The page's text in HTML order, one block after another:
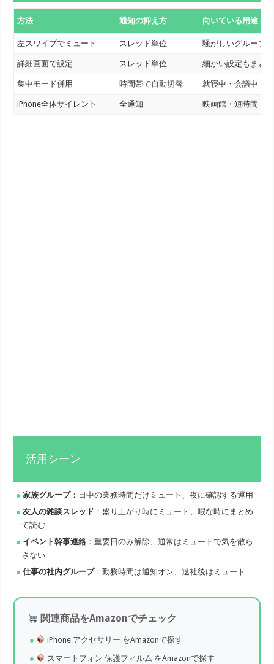
方法 通知の抑え方 向いている用途
左スワイプでミュート スレッド単位 騒がしいグループ
詳細画面で設定 スレッド単位 細かい設定もまと
集中モード併用 時間帯で自動切替 就寝中・会議中
iPhone全体サイレント 全通知 映画館・短時間
活用シーン
家族グループ：日中の業務時間だけミュート、夜に確認する運用
友人の雑談スレッド ：盛り上がり時にミュート、暇な時にまとめ
て読む
イベント幹事連絡 ：重要日のみ解除、通常はミュートで気を散ら
さない
仕事の社内グループ：勤務時間は通知オン、退社後はミュート
関連商品をAmazonでチェック
iPhone アクセサリー をAmazonで探す
スマートフォン 保護フィルム をAmazonで探す